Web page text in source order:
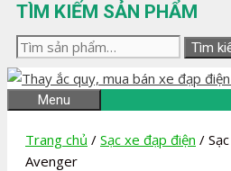
TÌM KIẾM SẢN PHẨM
Tìm
kiếm:
Tìm
Menu
Trang chủ / Sạc xe đạp điện /
Avenger